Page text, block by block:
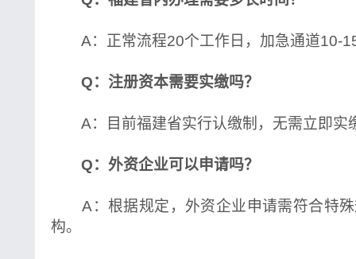
A：正常流程20个工作日，加急通道10-
Q：注册资本需要实缴吗？
A：目前福建省实行认缴制，无需立即实
Q：外资企业可以申请吗？
A：根据规定，外资企业申请需符合特殊
构。